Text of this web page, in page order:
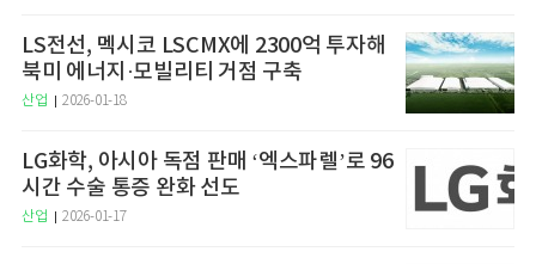
LS전선, 멕시코 LSCMX에 2300억 투자해
북미 에너지·모빌리티 거점 구축
산업 2026-01-18
LG화학, 아시아 독점 판매 ‘엑스파렐’로 96
시간 수술 통증 완화 선도
산업 2026-01-17